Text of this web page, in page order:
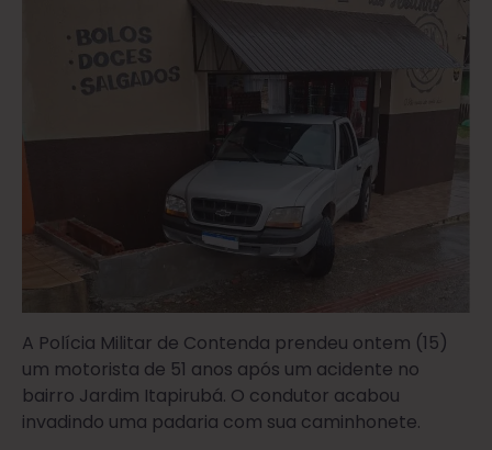
A Polícia Militar de Contenda prendeu ontem (15)
um motorista de 51 anos após um acidente no
bairro Jardim Itapirubá. O condutor acabou
invadindo uma padaria com sua caminhonete.